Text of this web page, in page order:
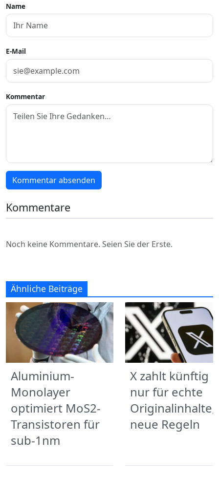
Name
E-Mail
Kommentar
Kommentar absenden
Kommentare
Noch keine Kommentare. Seien Sie der Erste.
Ähnliche Beiträge
Aluminium-
Monolayer
optimiert MoS2-
Transistoren für
sub-1nm
X zahlt künftig
nur für echte
Originalinhalte,
neue Regeln